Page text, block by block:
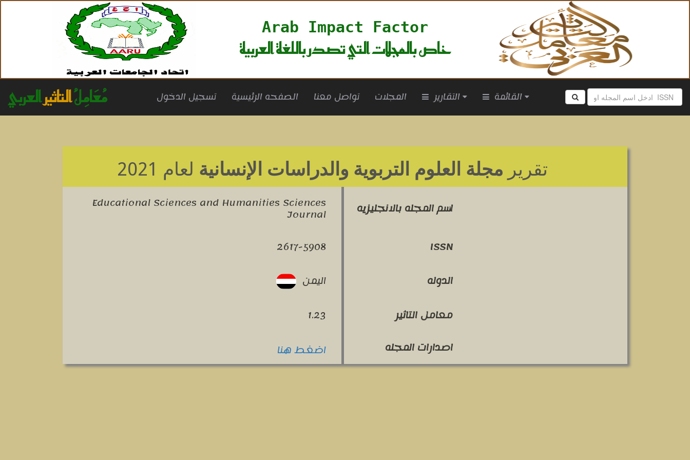
Arab Impact Factor
خاص بالمجلات التي تصدر باللغة العربية
مُعَامِلُالتاثيرالعربي تسجيل الدخول الصفحه الرئيسية تواصل معنا المجلات التقارير القائمة
تقرير مجلة العلوم التربوية والدراسات الإنسانية لعام 2021
اسم المجله بالانجليزيه Educational Sciences and Humanities Sciences
Journal
ISSN
2617-5908
الدوله
اليمن
معامل التاثير
1.23
اصدارات المجله
اضغط هنا